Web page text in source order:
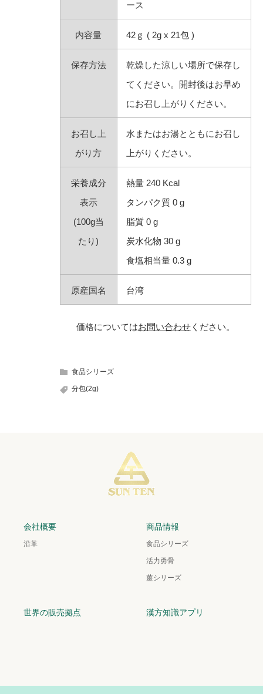
ース
内容量 42ｇ ( 2g x 21包 )
保存方法
乾燥した涼しい場所で保存し
てください。開封後はお早め
にお召し上がりください。
お召し上
がり方
水またはお湯とともにお召し
上がりください。
栄養成分
表示
(100g当
たり)
熱量 240 Kcal
タンパク質 0 g
脂質 0 g
炭水化物 30 g
食塩相当量 0.3 g
原産国名 台湾
価格についてはお問い合わせください。
食品シリーズ
分包(2g)
会社概要
沿革
商品情報
食品シリーズ
活力勇骨
薑シリーズ
世界の販売拠点 漢方知識アプリ